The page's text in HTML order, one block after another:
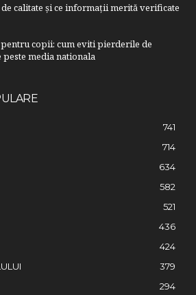
calitate și ce informații merită verificate
copii: cum eviti pierderile de
media nationala
741
714
634
582
521
436
424
379
294